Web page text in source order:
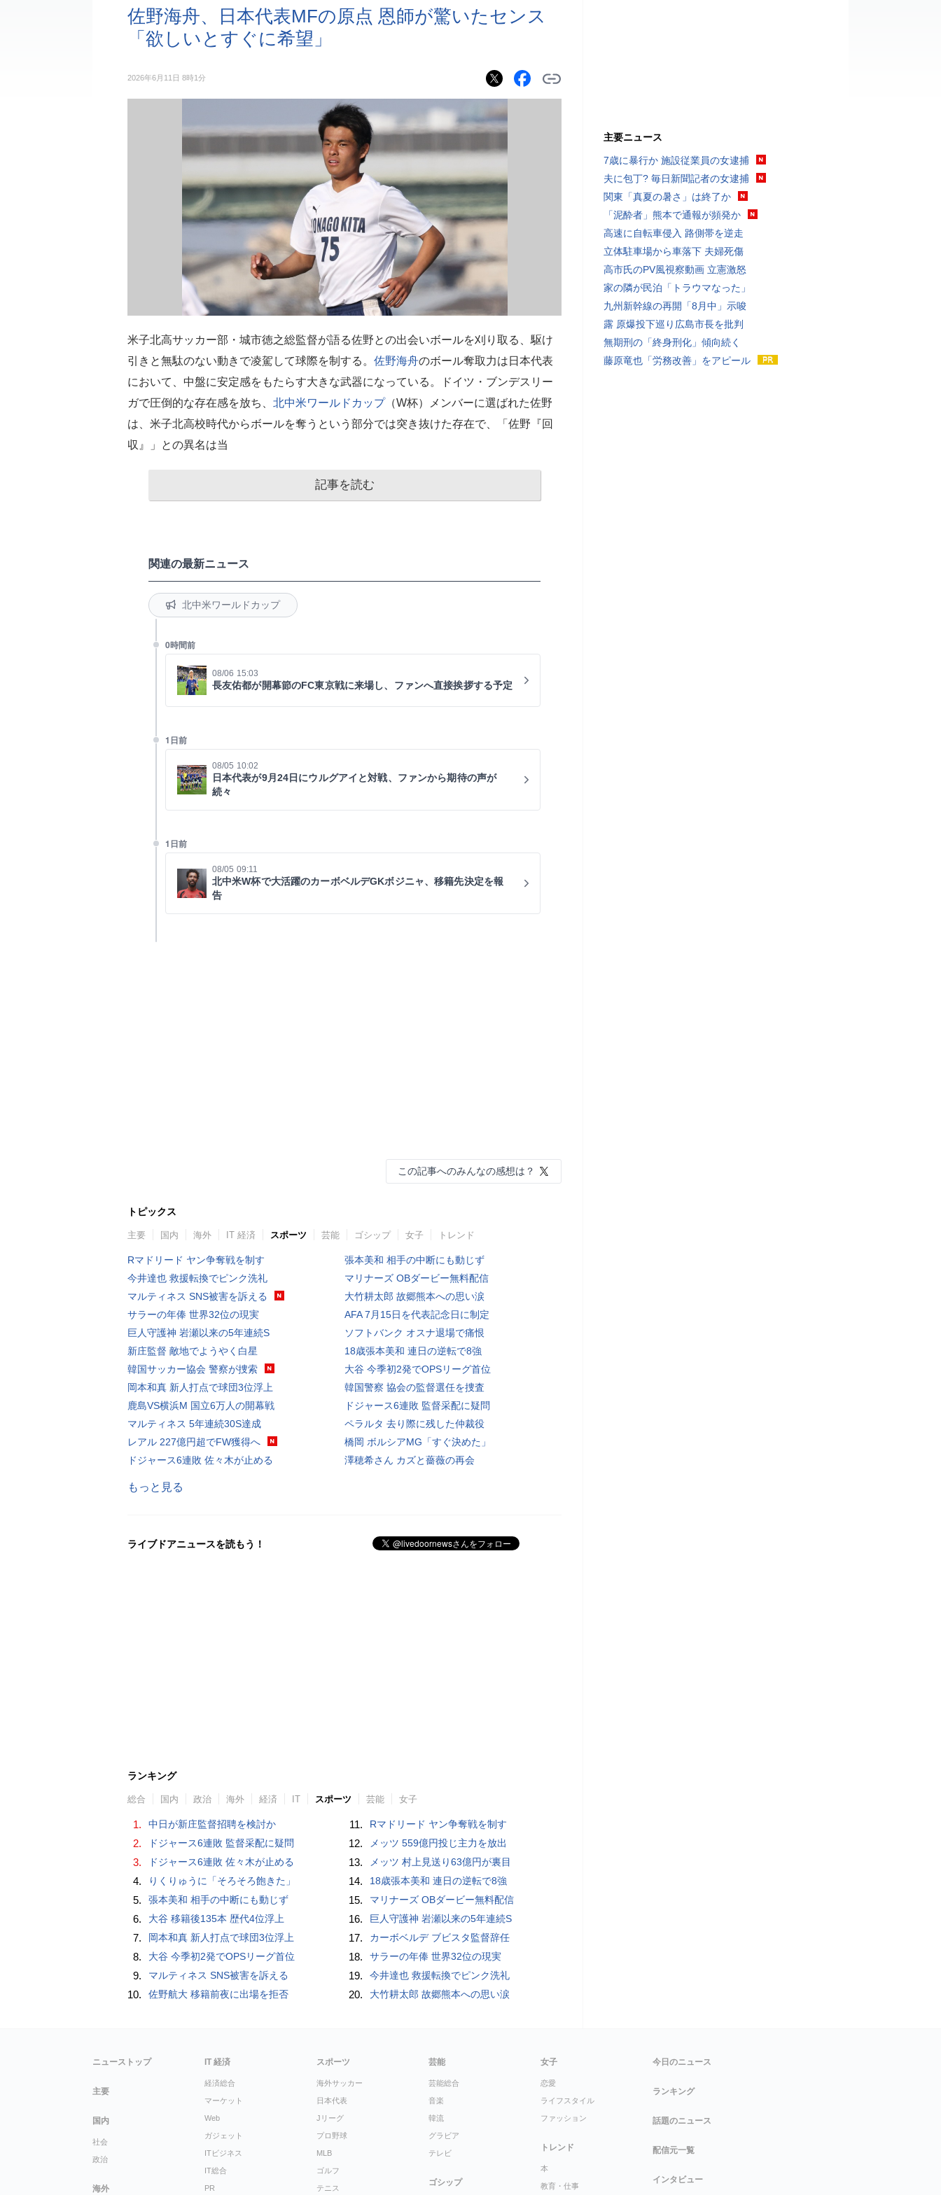
佐野海舟、日本代表MFの原点 恩師が驚いたセンス
「欲しいとすぐに希望」
2026年6月11日 8時1分
米子北高サッカー部・城市徳之総監督が語る佐野との出会いボールを刈り取る、駆け
引きと無駄のない動きで凌駕して球際を制する。 佐野海舟のボール奪取力は日本代表
において、中盤に安定感をもたらす大きな武器になっている。ドイツ・ブンデスリー
ガで圧倒的な存在感を放ち、 北中米ワールドカップ（W杯）メンバーに選ばれた佐野
は、米子北高校時代からボールを奪うという部分では突き抜けた存在で、「佐野『回
収』」との異名は当
記事を読む
関連の最新ニュース
北中米ワールドカップ
0時間前
08/06 15:03
長友佑都が開幕節のFC東京戦に来場し、ファンへ直接挨拶する予定
1日前
08/05 10:02
日本代表が9月24日にウルグアイと対戦、ファンから期待の声が
続々
1日前
08/05 09:11
北中米W杯で大活躍のカーボベルデGKボジニャ、移籍先決定を報
告
この記事へのみんなの感想は？
トピックス
主要 国内 海外 IT 経済 スポーツ 芸能 ゴシップ 女子 トレンド
Rマドリード ヤン争奪戦を制す
今井達也 救援転換でピンク洗礼
マルティネス SNS被害を訴える
サラーの年俸 世界32位の現実
巨人守護神 岩瀬以来の5年連続S
新庄監督 敵地でようやく白星
韓国サッカー協会 警察が捜索
岡本和真 新人打点で球団3位浮上
鹿島VS横浜M 国立6万人の開幕戦
マルティネス 5年連続30S達成
レアル 227億円超でFW獲得へ
ドジャース6連敗 佐々木が止める
張本美和 相手の中断にも動じず
マリナーズ OBダービー無料配信
大竹耕太郎 故郷熊本への思い涙
AFA 7月15日を代表記念日に制定
ソフトバンク オスナ退場で痛恨
18歳張本美和 連日の逆転で8強
大谷 今季初2発でOPSリーグ首位
韓国警察 協会の監督選任を捜査
ドジャース6連敗 監督采配に疑問
ペラルタ 去り際に残した仲裁役
橋岡 ボルシアMG「すぐ決めた」
澤穂希さん カズと薔薇の再会
もっと見る
ライブドアニュースを読もう！
ランキング
総合 国内 政治 海外 経済 IT スポーツ 芸能 女子
1. 中日が新庄監督招聘を検討か
2. ドジャース6連敗 監督采配に疑問
3. ドジャース6連敗 佐々木が止める
4. りくりゅうに「そろそろ飽きた」
5. 張本美和 相手の中断にも動じず
6. 大谷 移籍後135本 歴代4位浮上
7. 岡本和真 新人打点で球団3位浮上
8. 大谷 今季初2発でOPSリーグ首位
9. マルティネス SNS被害を訴える
10. 佐野航大 移籍前夜に出場を拒否
11. Rマドリード ヤン争奪戦を制す
12. メッツ 559億円投じ主力を放出
13. メッツ 村上見送り63億円が裏目
14. 18歳張本美和 連日の逆転で8強
15. マリナーズ OBダービー無料配信
16. 巨人守護神 岩瀬以来の5年連続S
17. カーボベルデ ブビスタ監督辞任
18. サラーの年俸 世界32位の現実
19. 今井達也 救援転換でピンク洗礼
20. 大竹耕太郎 故郷熊本への思い涙
主要ニュース
7歳に暴行か 施設従業員の女逮捕
夫に包丁? 毎日新聞記者の女逮捕
関東「真夏の暑さ」は終了か
「泥酔者」熊本で通報が頻発か
高速に自転車侵入 路側帯を逆走
立体駐車場から車落下 夫婦死傷
高市氏のPV風視察動画 立憲激怒
家の隣が民泊「トラウマなった」
九州新幹線の再開「8月中」示唆
露 原爆投下巡り広島市長を批判
無期刑の「終身刑化」傾向続く
藤原竜也「労務改善」をアピール
ニューストップ
主要
国内
社会
政治
海外
IT 経済
経済総合
マーケット
Web
ガジェット
ITビジネス
IT総合
PR
スポーツ
海外サッカー
日本代表
Jリーグ
プロ野球
MLB
ゴルフ
テニス
芸能
芸能総合
音楽
韓流
グラビア
テレビ
ゴシップ
女子
恋愛
ライフスタイル
ファッション
トレンド
本
教育・仕事
今日のニュース
ランキング
話題のニュース
配信元一覧
インタビュー